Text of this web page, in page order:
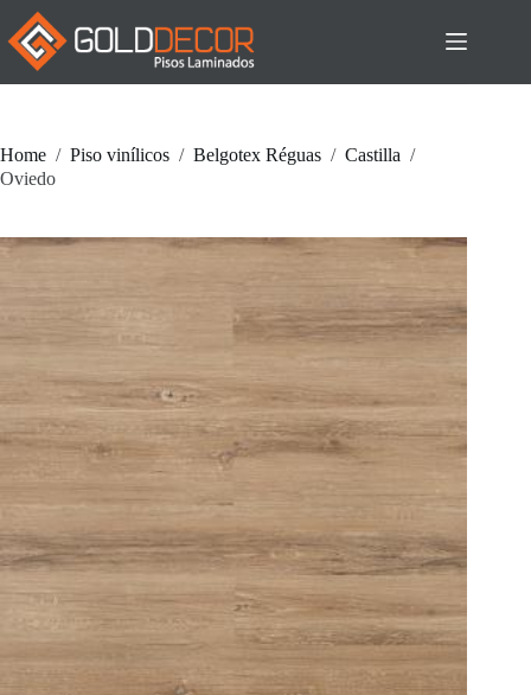
Pular
para
conteúdo
Home / Piso vinílicos / Belgotex Réguas / Castilla /
Oviedo